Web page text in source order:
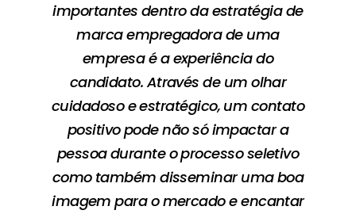
importantes dentro da estratégia de
marca empregadora de uma
empresa é a experiência do
candidato. Através de um olhar
cuidadoso e estratégico, um contato
positivo pode não só impactar a
pessoa durante o processo seletivo
como também disseminar uma boa
imagem para o mercado e encantar